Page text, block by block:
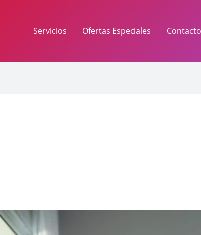
Servicios Ofertas Especiales Contacto